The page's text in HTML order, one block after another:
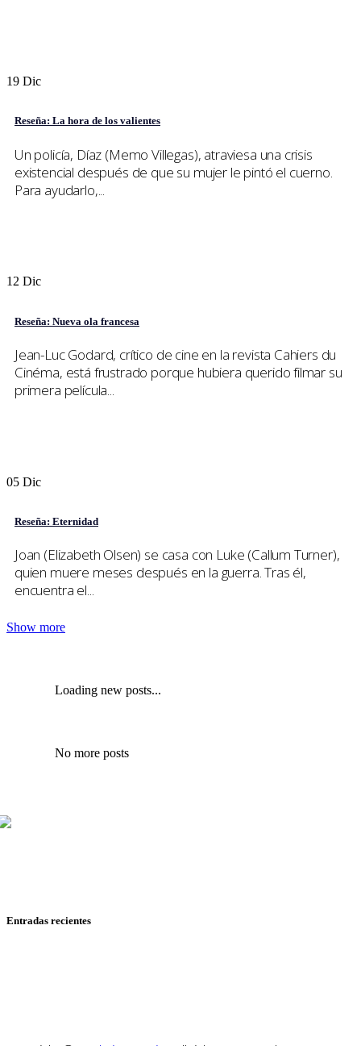
19 Dic
Reseña: La hora de los valientes
Un policía, Díaz (Memo Villegas), atraviesa una crisis
existencial después de que su mujer le pintó el cuerno.
Para ayudarlo,...
12 Dic
Reseña: Nueva ola francesa
Jean-Luc Godard, crítico de cine en la revista Cahiers du
Cinéma, está frustrado porque hubiera querido filmar su
primera película...
05 Dic
Reseña: Eternidad
Joan (Elizabeth Olsen) se casa con Luke (Callum Turner),
quien muere meses después en la guerra. Tras él,
encuentra el...
Show more
Loading new posts...
No more posts
Entradas recientes